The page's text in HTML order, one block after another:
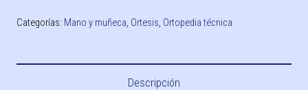
Categorías: Mano y muñeca, Ortesis, Ortopedia técnica
Descripción